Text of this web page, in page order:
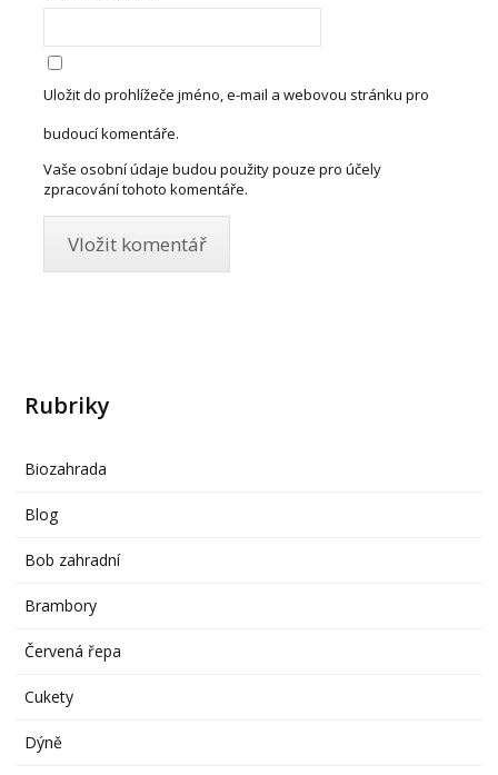
Uložit do prohlížeče jméno, e-mail a webovou stránku pro
budoucí komentáře.
Vaše osobní údaje budou použity pouze pro účely
zpracování tohoto komentáře.
Rubriky
Biozahrada
Blog
Bob zahradní
Brambory
Červená řepa
Cukety
Dýně